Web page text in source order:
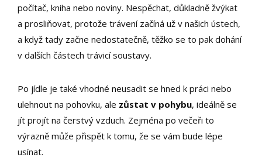
počítač, kniha nebo noviny. Nespěchat, důkladně žvýkat
a prosliňovat, protože trávení začíná už v našich ústech,
a když tady začne nedostatečně, těžko se to pak dohání
v dalších částech trávicí soustavy.
Po jídle je také vhodné neusadit se hned k práci nebo
ulehnout na pohovku, ale zůstat v pohybu, ideálně se
jít projít na čerstvý vzduch. Zejména po večeři to
výrazně může přispět k tomu, že se vám bude lépe
usínat.